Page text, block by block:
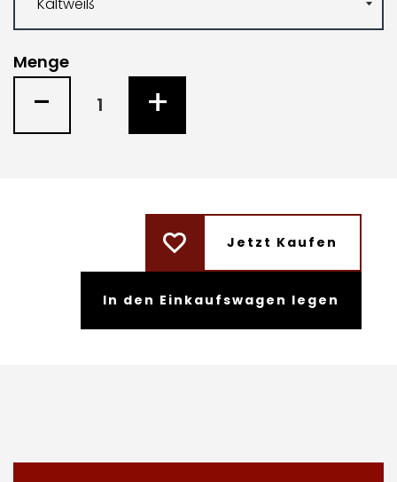
Menge
- +
Jetzt Kaufen
In den Einkaufswagen legen